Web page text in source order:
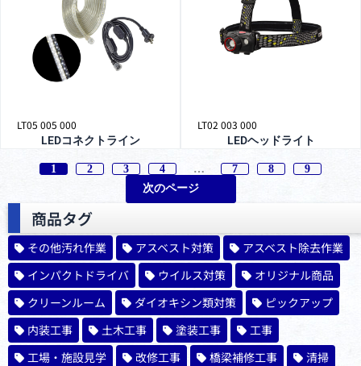
LT05 005 000
LEDコネクトライン
LT02 003 000
LEDヘッドライト
1 2 3 4 … 7 8
9
次のページ
商品タグ
その他汚れ作業 アスベスト対策
アスベスト除去作業
インパクトドライバ
ウイルス対策
オリジナル商品
クリーンルーム
ダイオキシン類対策
ピックアップ
内装工事
土木工事 塗装工事
工事
工場・施設見学
改修工事 橋梁補修工事
清掃